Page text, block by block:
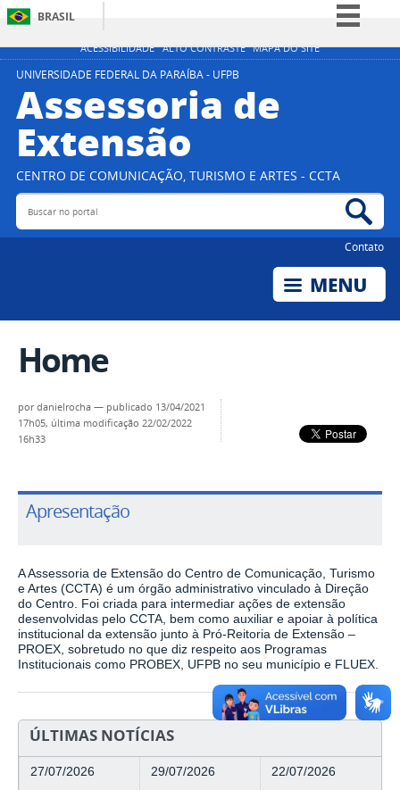
ACESSIBILIDADE ALTO CONTRASTE MAPA DO SITE
BRASIL
Simplifique!
Participe
UNIVERSIDADE FEDERAL DA PARAÍBA - UFPB
Assessoria de
Extensão
CENTRO DE COMUNICAÇÃO, TURISMO E ARTES - CCTA
Buscar no portal
Contato
Home
pordanielrocha — publicado 13/04/2021
17h05, última modificação 22/02/2022
16h33
Apresentação
A Assessoria de Extensão do Centro de Comunicação, Turismo
e Artes (CCTA) é um órgão administrativo vinculado à Direção
do Centro. Foi criada para intermediar ações de extensão
desenvolvidas pelo CCTA, bem como auxiliar e apoiar à política
institucional da extensão junto à Pró-Reitoria de Extensão –
PROEX, sobretudo no que diz respeito aos Programas
Institucionais como PROBEX, UFPB no seu município e FLUEX.
ÚLTIMAS NOTÍCIAS
27/07/2026 29/07/2026 22/07/2026